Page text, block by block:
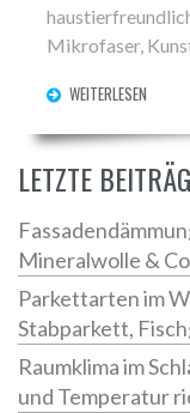
Mikrofaser,
WEITERLESEN
LETZTE
Mineralwolle &
Parkettarten im
Stabparkett,
Raumklima im
und Temperatur